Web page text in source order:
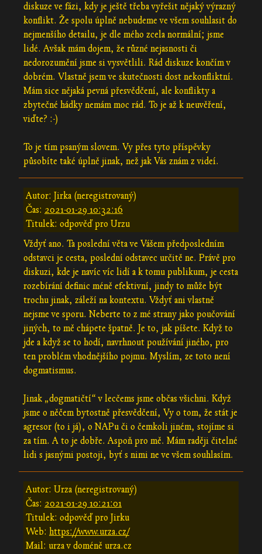
diskuze ve fázi, kdy je ještě třeba vyřešit nějaký výrazný
konflikt. Že spolu úplně nebudeme ve všem souhlasit do
nejmenšího detailu, je dle mého zcela normální; jsme
lidé. Avšak mám dojem, že různé nejasnosti či
nedorozumění jsme si vysvětlili. Rád diskuze končím v
dobrém. Vlastně jsem ve skutečnosti dost nekonfliktní.
Mám sice nějaká pevná přesvědčení, ale konflikty a
zbytečné hádky nemám moc rád. To je až k neuvěření,
viďte? :-)
To je tím psaným slovem. Vy přes tyto příspěvky
působíte také úplně jinak, než jak Vás znám z videí.
Autor: Jirka (neregistrovaný)
Čas: 2021-01-29 10:32:16
Titulek: odpověď pro Urzu
Vždyť ano. Ta poslední věta ve Vášem předposledním
odstavci je cesta, poslední odstavec určitě ne. Právě pro
diskuzi, kde je navíc víc lidí a k tomu publikum, je cesta
rozebírání definic méně efektivní, jindy to může být
trochu jinak, záleží na kontextu. Vždyť ani vlastně
nejsme ve sporu. Neberte to z mé strany jako poučování
jiných, to mě chápete špatně. Je to, jak píšete. Když to
jde a když se to hodí, navrhnout používání jiného, pro
ten problém vhodnějšího pojmu. Myslím, ze toto není
dogmatismus.
Jinak „dogmatičtí“ v lecčems jsme občas všichni. Když
jsme o něčem bytostně přesvědčení, Vy o tom, že stát je
agresor (to i já), o NAPu či o čemkoli jiném, stojíme si
za tím. A to je dobře. Aspoň pro mě. Mám raději čitelné
lidi s jasnými postoji, byť s nimi ne ve všem souhlasím.
Autor: Urza (neregistrovaný)
Čas: 2021-01-29 10:21:01
Titulek: odpověď pro Jirku
Web: https://www.urza.cz/
Mail: urza v doméně urza.cz